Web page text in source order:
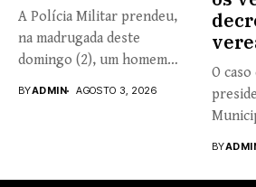
A Polícia Militar prendeu,
na madrugada deste
domingo (2), um homem
BYADMIN AGOSTO 3, 2026
O
BY